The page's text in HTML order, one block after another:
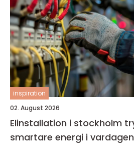
inspiration
02. August 2026
Elinstallation i stockholm trygg el och
smartare energi i vardagen